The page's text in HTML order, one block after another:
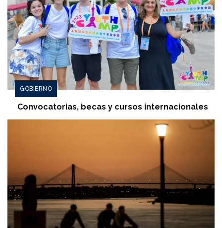
GOBIERNO
Convocatorias, becas y cursos internacionales